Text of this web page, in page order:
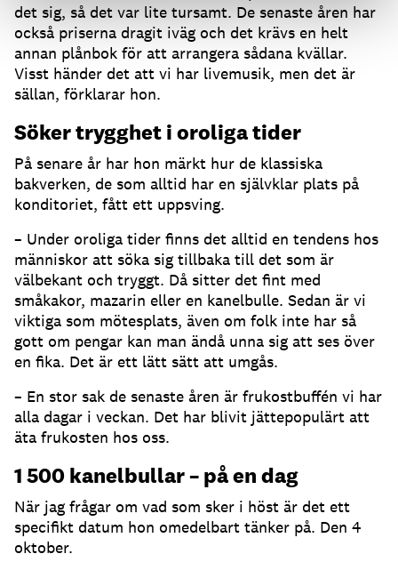
det sig, så det var lite tursamt. De senaste åren har
också priserna dragit iväg och det krävs en helt
annan plånbok för att arrangera sådana kvällar.
Visst händer det att vi har livemusik, men det är
sällan, förklarar hon.
Söker trygghet i oroliga tider
På senare år har hon märkt hur de klassiska
bakverken, de som alltid har en självklar plats på
konditoriet, fått ett uppsving.
– Under oroliga tider finns det alltid en tendens hos
människor att söka sig tillbaka till det som är
välbekant och tryggt. Då sitter det fint med
småkakor, mazarin eller en kanelbulle. Sedan är vi
viktiga som mötesplats, även om folk inte har så
gott om pengar kan man ändå unna sig att ses över
en fika. Det är ett lätt sätt att umgås.
– En stor sak de senaste åren är frukostbuffén vi har
alla dagar i veckan. Det har blivit jättepopulärt att
äta frukosten hos oss.
1 500 kanelbullar – på en dag
När jag frågar om vad som sker i höst är det ett
specifikt datum hon omedelbart tänker på. Den 4
oktober.